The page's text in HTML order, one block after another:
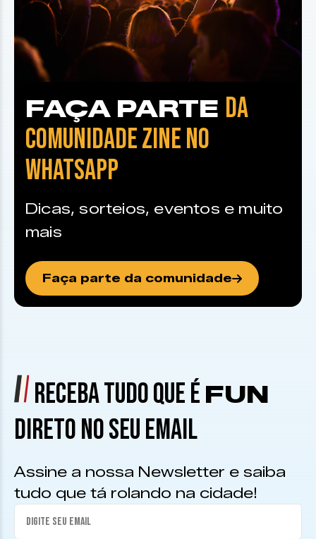
FAÇA PARTE DA
COMUNIDADE ZINE NO
WHATSAPP
Dicas, sorteios, eventos e muito
mais
Faça parte da comunidade
RECEBA TUDO QUE É FUN
DIRETO NO SEU EMAIL
Assine a nossa Newsletter e saiba
tudo que tá rolando na cidade!